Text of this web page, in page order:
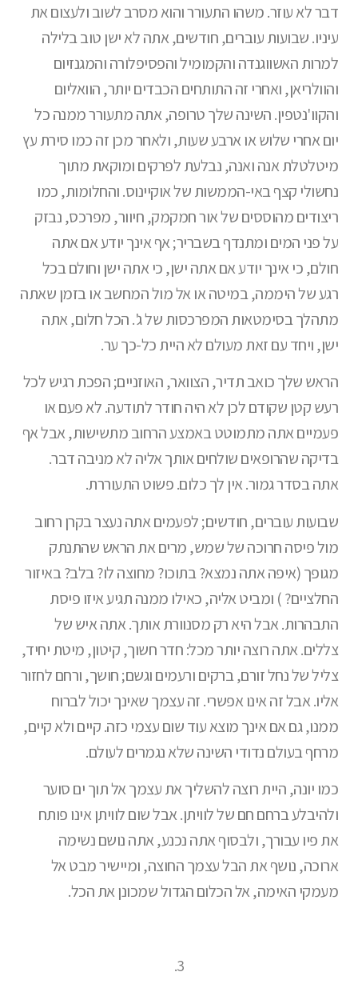
דבר לא עוזר. משהו התעורר והוא מסרב לשוב ולעצום את
עיניו. שבועות עוברים, חודשים, אתה לא ישן טוב בלילה
למרות האשווגנדה והקמומיל והפסיפלורה והמגנזיום
והוולריאן, ואחרי זה התותחים הכבדים יותר, הוואליום
והקוו'נטפין. השינה שלך טרופה, אתה מתעורר ממנה כל
יום אחרי שלוש או ארבע שעות, ולאחר מכן זה כמו סירת עץ
מיטלטלת אנה ואנה, נבלעת לפרקים ומוקאת מתוך
נחשולי קצף באי-הממשות של אוקיינוס. והחלומות, כמו
ריצודים מהוססים של אור חמקמק, חיוור, מפרכס, נבזק
על פני המים ומתנדף בשבריר; אף אינך יודע אם אתה
חולם, כי אינך יודע אם אתה ישן, כי אתה ישן וחולם בכל
רגע של היממה, במיטה או אל מול המחשב או בזמן שאתה
מתהלך בסימטאות המפרכסות של ג'. הכל חלום, אתה
ישן, ויחד עם זאת מעולם לא היית כל-כך ער.
הראש שלך כואב תדיר, הצוואר, האוזניים; הפכת רגיש לכל
רעש קטן שקודם לכן לא היה חודר לתודעה. לא פעם או
פעמיים אתה מתמוטט באמצע הרחוב מתשישות, אבל אף
בדיקה שהרופאים שולחים אותך אליה לא מניבה דבר.
אתה בסדר גמור. אין לך כלום. פשוט התעוררת.
שבועות עוברים, חודשים; לפעמים אתה נעצר בקרן רחוב
מול פיסה חרוכה של שמש, מרים את הראש שהתנתק
מגופך (איפה אתה נמצא? בתוכו? מחוצה לו? בלב? באיזור
החלציים? ) ומביט אליה, כאילו ממנה תגיע איזו פיסת
התבהרות. אבל היא רק מסנוורת אותך. אתה איש של
צללים. אתה רוצה יותר מכל: חדר חשוך, קיטון, מיטת יחיד,
צליל של נחל זורם, ברקים ורעמים וגשם; חושך, ורחם לחזור
אליו. אבל זה אינו אפשרי. זה עצמך שאינך יכול לברוח
ממנו, גם אם אינך מוצא עוד שום עצמי כזה. קיים ולא קיים,
מרחף בעולם נדודי השינה שלא נגמרים לעולם.
כמו יונה, היית רוצה להשליך את עצמך אל תוך ים סוער
ולהיבלע ברחם חם של לוויתן. אבל שום לוויתן אינו פותח
את פיו עבורך, ולבסוף אתה נכנע, אתה נושם נשימה
ארוכה, נושף את הבל עצמך החוצה, ומיישיר מבט אל
מעמקי האימה, אל הכלום הגדול שמכונן את הכל.
3.